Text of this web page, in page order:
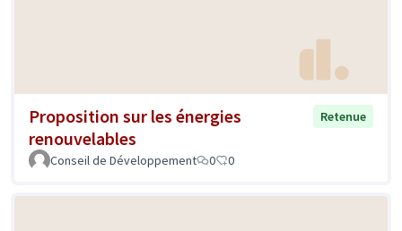
Proposition sur les énergies
renouvelables
Retenue
Conseil de Développement 0 0